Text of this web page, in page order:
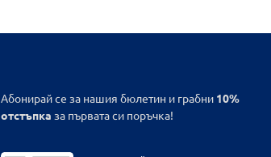
Абонирай се за нашия бюлетин и грабни 10%
отстъпка за първата си поръчка!